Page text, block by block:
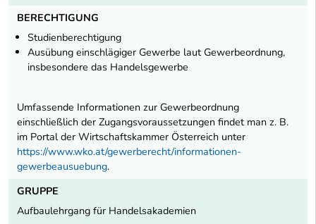
BERECHTIGUNG
Studienberechtigung
Ausübung einschlägiger Gewerbe laut Gewerbeordnung,
insbesondere das Handelsgewerbe
Umfassende Informationen zur Gewerbeordnung
einschließlich der Zugangsvoraussetzungen findet man z. B.
im Portal der Wirtschaftskammer Österreich unter
https://www.wko.at/gewerberecht/informationen-
gewerbeausuebung.
GRUPPE
Aufbaulehrgang für Handelsakademien